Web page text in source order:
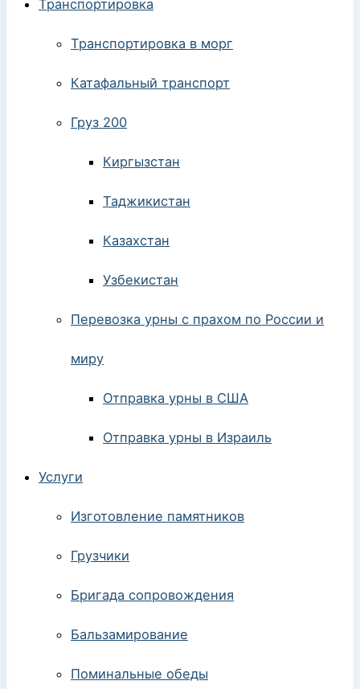
Транспортировка
Транспортировка в морг
Катафальный транспорт
Груз 200
Киргызстан
Таджикистан
Казахстан
Узбекистан
Перевозка урны с прахом по России и
миру
Отправка урны в США
Отправка урны в Израиль
Услуги
Изготовление памятников
Грузчики
Бригада сопровождения
Бальзамирование
Поминальные обеды